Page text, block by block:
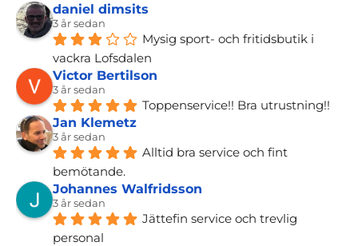
daniel dimsits
3 år sedan
Mysig sport- och fritidsbutik i
vackra Lofsdalen
Victor Bertilson
3 år sedan
Toppenservice!! Bra utrustning!!
Jan Klemetz
3 år sedan
Alltid bra service och fint
bemötande.
Johannes Walfridsson
3 år sedan
Jättefin service och trevlig
personal